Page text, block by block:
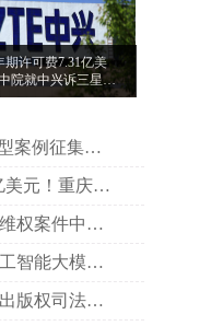
期许可费7.31亿美
院就中兴诉三星案